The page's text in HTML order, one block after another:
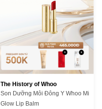
The History of Whoo
Son Dưỡng Môi Đông Y Whoo Mi
Glow Lip Balm